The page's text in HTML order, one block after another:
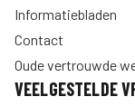
Informatiebladen
Contact
Oude vertrouwde
VEELGESTELDE